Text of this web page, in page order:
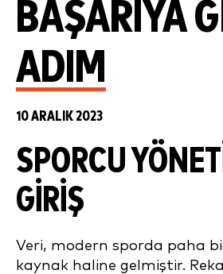
BAŞARIYA
ADIM
10 ARALIK 2023
SPORCU
GIRIŞ
Veri, modern sporda paha
kaynak haline gelmiştir.